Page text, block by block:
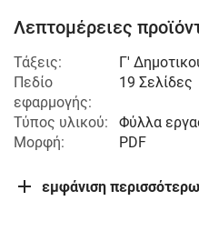
Λεπτομέρειες
Τάξεις: Γ'
Πεδίο
εφαρμογής:
19 Σελίδες
Τύπος υλικού:
Φύλλα
Μορφή:
PDF
εμφάνιση